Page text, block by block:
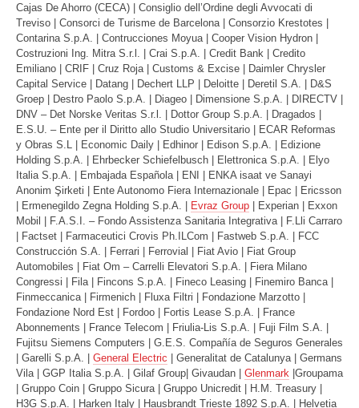
Cajas De Ahorro (CECA) | Consiglio dell’Ordine degli Avvocati di
Treviso | Consorci de Turisme de Barcelona | Consorzio Krestotes |
Contarina S.p.A. | Contrucciones Moyua | Cooper Vision Hydron |
Costruzioni Ing. Mitra S.r.l. | Crai S.p.A. | Credit Bank | Credito
Emiliano | CRIF | Cruz Roja | Customs & Excise | Daimler Chrysler
Capital Service | Datang | Dechert LLP | Deloitte | Deretil S.A. | D&S
Groep | Destro Paolo S.p.A. | Diageo | Dimensione S.p.A. | DIRECTV |
DNV – Det Norske Veritas S.r.l. | Dottor Group S.p.A. | Dragados |
E.S.U. – Ente per il Diritto allo Studio Universitario | ECAR Reformas
y Obras S.L | Economic Daily | Edhinor | Edison S.p.A. | Edizione
Holding S.p.A. | Ehrbecker Schiefelbusch | Elettronica S.p.A. | Elyo
Italia S.p.A. | Embajada Española | ENI | ENKA isaat ve Sanayi
Anonim Şirketi | Ente Autonomo Fiera Internazionale | Epac | Ericsson
| Ermenegildo Zegna Holding S.p.A. |
Evraz Group | Experian | Exxon
Mobil | F.A.S.I. – Fondo Assistenza Sanitaria Integrativa | F.Lli Carraro
| Factset | Farmaceutici Crovis Ph.ILCom | Fastweb S.p.A. | FCC
Construcción S.A. | Ferrari | Ferrovial | Fiat Avio | Fiat Group
Automobiles | Fiat Om – Carrelli Elevatori S.p.A. | Fiera Milano
Congressi | Fila | Fincons S.p.A. | Fineco Leasing | Finemiro Banca |
Finmeccanica | Firmenich | Fluxa Filtri | Fondazione Marzotto |
Fondazione Nord Est | Fordoo | Fortis Lease S.p.A. | France
Abonnements | France Telecom | Friulia-Lis S.p.A. | Fuji Film S.A. |
Fujitsu Siemens Computers | G.E.S. Compañía de Seguros Generales
| Garelli S.p.A. | General Electric | Generalitat de Catalunya | Germans
Vila | GGP Italia S.p.A. | Gilaf Group| Givaudan | Glenmark |Groupama
| Gruppo Coin | Gruppo Sicura | Gruppo Unicredit | H.M. Treasury |
H3G S.p.A. | Harken Italy | Hausbrandt Trieste 1892 S.p.A. | Helvetia